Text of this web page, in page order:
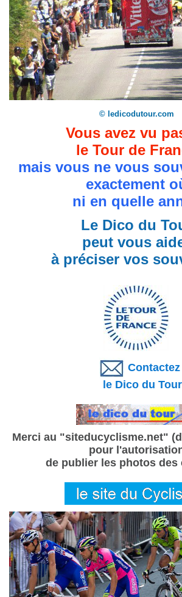
© ledicodutour.com
Vous avez vu
le Tour de
mais vous ne vous
exactement
ni en quelle
Le Dico du
peut vous
à préciser vos
Contactez
le Dico du Tour
Merci au "siteducyclisme.net"
pour
de publier les photos des